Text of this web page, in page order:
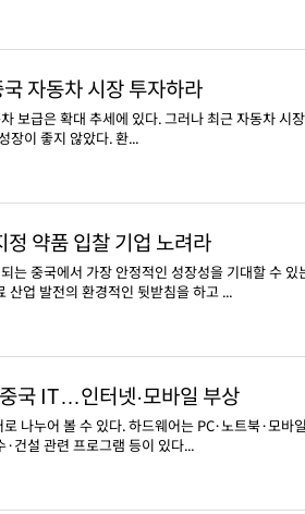
자동차 시장 투자하라
보급은 확대 추세에 있다. 그러나 최근 자동차
장이 좋지 않았다. 환...
정 약품 입찰 기업 노려라
는 중국에서 가장 안정적인 성장성을 기대할 수
산업 발전의 환경적인 뒷받침을 하고 ...
국 IT…인터넷·모바일 부상
나누어 볼 수 있다. 하드웨어는 PC·노트북·모
건설 관련 프로그램 등이 있다...